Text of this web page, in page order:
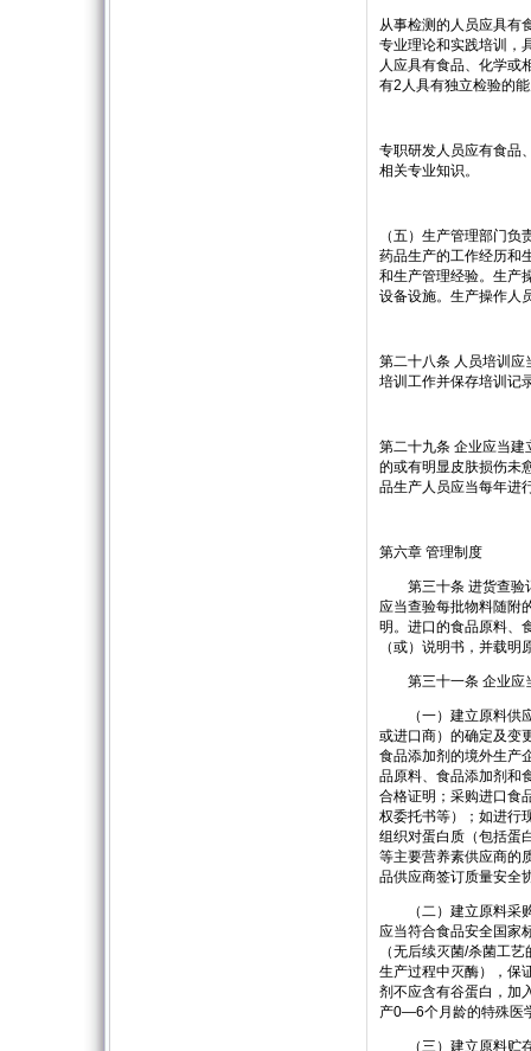
从事检测的人员应具有
专业理论和实践培训，
人应具有食品、化学或
有2人具有独立检验的
专职研发人员应有食品
相关专业知识。
（五）生产管理部门
药品生产的工作经历和
和生产管理经验。生产
设备设施。生产操作人
第二十八条 人员培训
培训工作并保存培训记
第二十九条 企业应当
的或有明显皮肤损伤未
品生产人员应当每年进
第六章 管理制度
第三十条 进货查验记
应当查验每批物料随附
明。进口的食品原料、
（或）说明书，并载
第三十一条 企业应
（一）建立原料供应
或进口商）的确定及变
食品添加剂的境外生产
品原料、食品添加剂和
合格证明；采购进口食
权委托书等）；如进行
组织对蛋白质（包括蛋
等主要营养素供应商的
品供应商签订质量安全
（二）建立原料采购
应当符合食品安全国家
（无后续灭菌/杀菌工
生产过程中灭酶），保
剂不应含有谷蛋白，加
产0—6个月龄的特殊医
（三）建立原料贮存